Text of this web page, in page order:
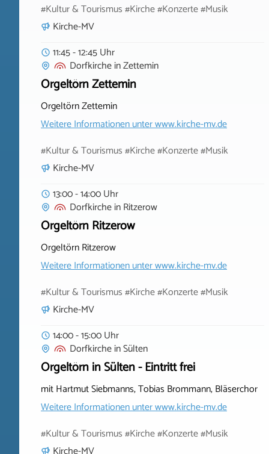
#Kultur & Tourismus #Kirche #Konzerte #Musik
Kirche-MV
11:45 - 12:45 Uhr
DorfkircheinZettemin
Orgeltörn Zettemin
Orgeltörn Zettemin
Weitere Informationen unterwww.kirche-mv.de
#Kultur & Tourismus #Kirche #Konzerte #Musik
Kirche-MV
13:00 - 14:00 Uhr
DorfkircheinRitzerow
Orgeltörn Ritzerow
Orgeltörn Ritzerow
Weitere Informationen unterwww.kirche-mv.de
#Kultur & Tourismus #Kirche #Konzerte #Musik
Kirche-MV
14:00 - 15:00 Uhr
DorfkircheinSülten
Orgeltörn in Sülten - Eintritt frei
mit Hartmut Siebmanns, Tobias Brommann, Bläserchor
Weitere Informationen unterwww.kirche-mv.de
#Kultur & Tourismus #Kirche #Konzerte #Musik